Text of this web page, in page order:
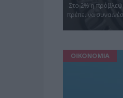
-Στο 2% η
πρέπει να
ΟΙΚΟΝΟΜΙΑ